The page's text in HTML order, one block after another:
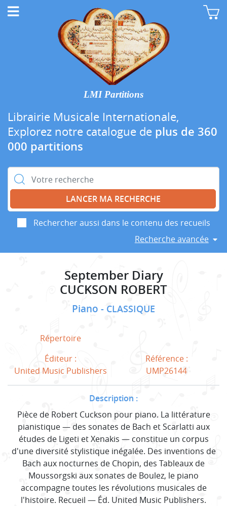
LMI Partitions
Librairie Musicale Internationale,
Explorez notre catalogue de plus de 360
000 partitions
Rechercher :
Rechercher aussi dans le contenu des recueils
Recherche avancée
September Diary
CUCKSON ROBERT
Piano CLASSIQUE
Répertoire
Éditeur :
United Music Publishers
Référence :
UMP26144
Description :
Pièce de Robert Cuckson pour piano. La littérature
pianistique — des sonates de Bach et Scarlatti aux
études de Ligeti et Xenakis — constitue un corpus
d'une diversité stylistique inégalée. Des inventions de
Bach aux nocturnes de Chopin, des Tableaux de
Moussorgski aux sonates de Boulez, le piano
accompagne toutes les révolutions musicales de
l'histoire. Recueil — Éd. United Music Publishers.